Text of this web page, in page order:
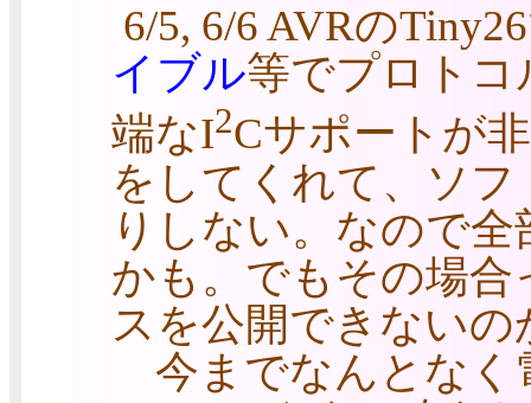
6/5, 6/6 AVRの
イブル等でプロトコ
端なI2Cサポートが
をしてくれて、ソ
りしない。なので
かも。でもその場
スを公開できないの
今までなんとなく